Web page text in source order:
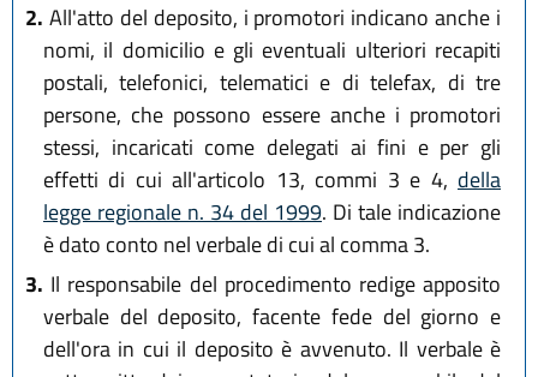
2. All'atto del deposito, i promotori indicano anche i
nomi, il domicilio e gli eventuali ulteriori recapiti
postali, telefonici, telematici e di telefax, di tre
persone, che possono essere anche i promotori
stessi, incaricati come delegati ai fini e per gli
effetti di cui all'articolo 13, commi 3 e 4, della
legge regionale n. 34 del 1999. Di tale indicazione
è dato conto nel verbale di cui al comma 3.
3. Il responsabile del procedimento redige apposito
verbale del deposito, facente fede del giorno e
dell'ora in cui il deposito è avvenuto. Il verbale è